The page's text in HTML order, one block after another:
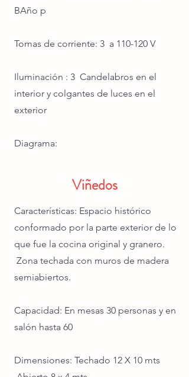
BAño p
Tomas de corriente: 3 a 110-120 V
Iluminación : 3 Candelabros en el
interior y colgantes de luces en el
exterior
Diagrama:
Viñedos
Características: Espacio histórico
conformado por la parte exterior de lo
que fue la cocina original y granero.
Zona techada con muros de madera
semiabiertos.
Capacidad: En mesas 30 personas y en
salón hasta 60
Dimensiones: Techado 12 X 10 mts